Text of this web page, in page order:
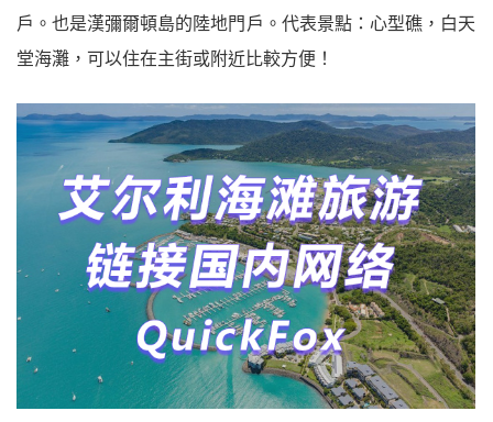
戶。也是漢彌爾頓島的陸地門戶。代表景點：心型礁，白天
堂海灘，可以住在主街或附近比較方便！